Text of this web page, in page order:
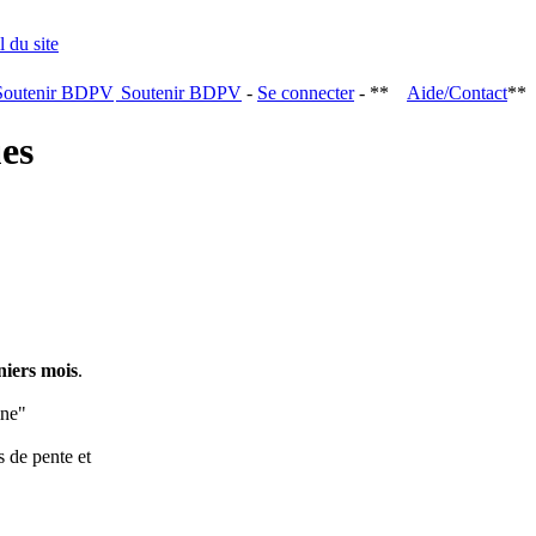
Soutenir BDPV - Se connecter- ** Aide/Contact**
mois.
de pente et